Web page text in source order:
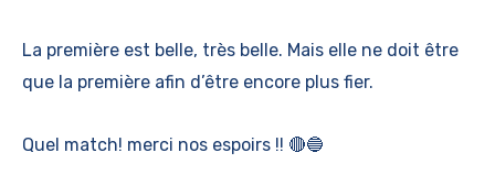
La première est belle, très belle. Mais elle ne doit être
que la première afin d’être encore plus fier.
Quel match! merci nos espoirs !! 🔴🔵